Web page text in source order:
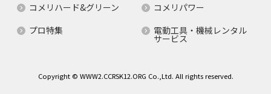
コメリハード&グリーン
コメリパワー
プロ特集
電動工具・機械レンタル
サービス
Copyright © WWW2.CCRSK12.ORG Co.,Ltd. All rights reserved.